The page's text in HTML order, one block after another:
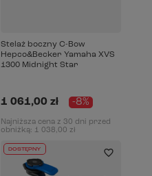
Stelaż boczny C-Bow
Hepco&Becker Yamaha XVS
1300 Midnight Star
1 061,00 zł -8%
Najniższa cena z 30 dni przed
obniżką: 1 038,00 zł
DOSTĘPNY